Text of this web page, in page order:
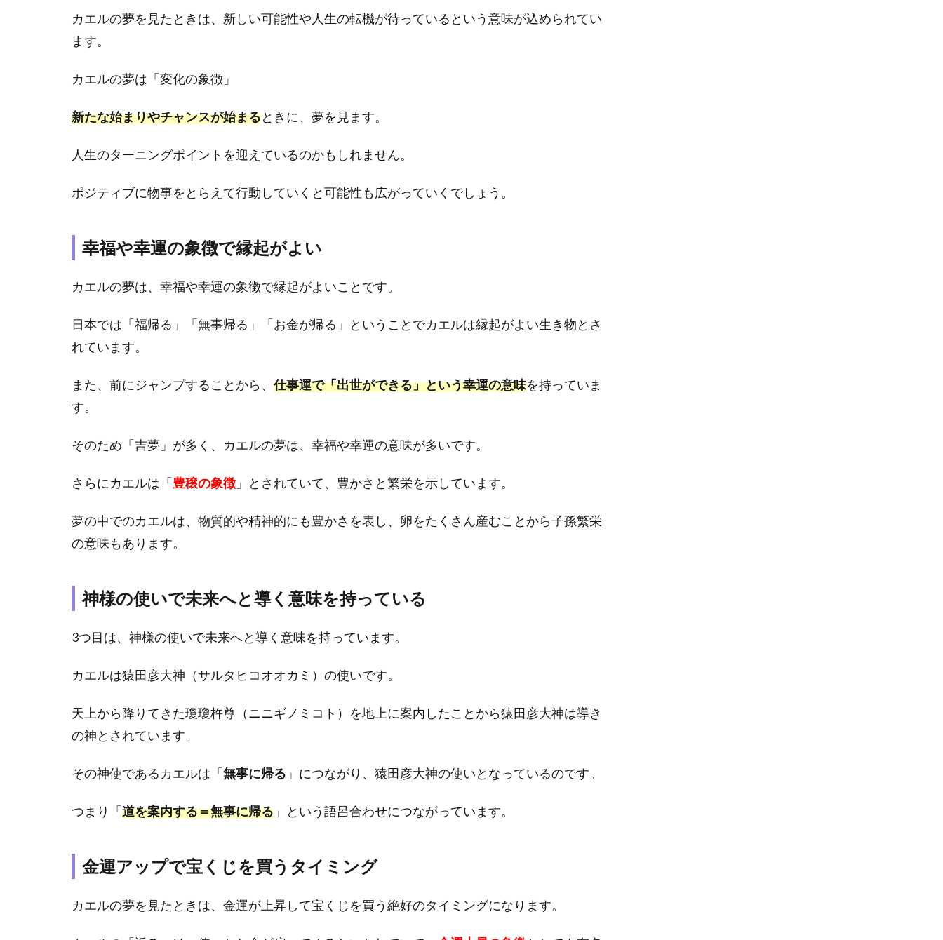
幸福
や幸
象徴
起が
よい
1.3
いで
導く
を持
1.4
金運
プで
買う
タイ
グ
カエ
ルの
とき
の心
況と
2.1
な自
分に
いた
2.2
い気
持ち
くな
カエルの夢を見たときは、新しい可能性や人生の転機が待っているという意味が込められてい
ます。
カエルの夢は「変化の象徴」
新たな始まりやチャンスが始まるときに、夢を見ます。
人生のターニングポイントを迎えているのかもしれません。
ポジティブに物事をとらえて行動していくと可能性も広がっていくでしょう。
幸福や幸運の象徴で縁起がよい
カエルの夢は、幸福や幸運の象徴で縁起がよいことです。
日本では「福帰る」「無事帰る」「お金が帰る」ということでカエルは縁起がよい生き物とさ
れています。
また、前にジャンプすることから、仕事運で「出世ができる」という幸運の意味を持っていま
す。
そのため「吉夢」が多く、カエルの夢は、幸福や幸運の意味が多いです。
さらにカエルは「豊穣の象徴 」とされていて、豊かさと繁栄を示しています。
夢の中でのカエルは、物質的や精神的にも豊かさを表し、卵をたくさん産むことから子孫繁栄
の意味もあります。
神様の使いで未来へと導く意味を持っている
3つ目は、神様の使いで未来へと導く意味を持っています。
カエルは猿田彦大神（サルタヒコオオカミ）の使いです。
天上から降りてきた瓊瓊杵尊（ニニギノミコト）を地上に案内したことから猿田彦大神は導き
の神とされています。
その神使であるカエルは「無事に帰る 」につながり、猿田彦大神の使いとなっているのです。
つまり「道を案内する＝無事に帰る 」という語呂合わせにつながっています。
金運アップで宝くじを買うタイミング
カエルの夢を見たときは、金運が上昇して宝くじを買う絶好のタイミングになります。